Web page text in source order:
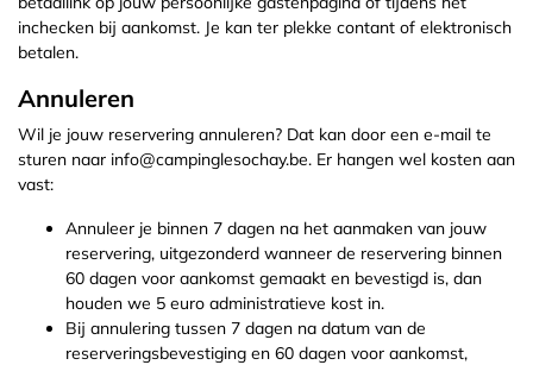
inchecken bij aankomst. Je kan ter plekke contant of elektronisch
betalen.
Annuleren
Wil je jouw reservering annuleren? Dat kan door een e-mail te
sturen naar info@campinglesochay.be. Er hangen wel kosten aan
vast:
Annuleer je binnen 7 dagen na het aanmaken van jouw
reservering, uitgezonderd wanneer de reservering binnen
60 dagen voor aankomst gemaakt en bevestigd is, dan
houden we 5 euro administratieve kost in.
Bij annulering tussen 7 dagen na datum van de
reserveringsbevestiging en 60 dagen voor aankomst,